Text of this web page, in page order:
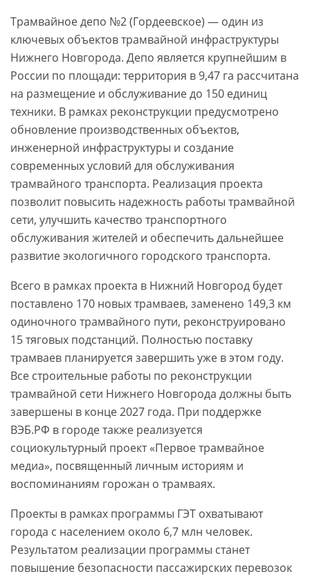
Трамвайное депо №2 (Гордеевское) — один из
ключевых объектов трамвайной инфраструктуры
Нижнего Новгорода. Депо является крупнейшим в
России по площади: территория в 9,47 га рассчитана
на размещение и обслуживание до 150 единиц
техники. В рамках реконструкции предусмотрено
обновление производственных объектов,
инженерной инфраструктуры и создание
современных условий для обслуживания
трамвайного транспорта. Реализация проекта
позволит повысить надежность работы трамвайной
сети, улучшить качество транспортного
обслуживания жителей и обеспечить дальнейшее
развитие экологичного городского транспорта.
Всего в рамках проекта в Нижний Новгород будет
поставлено 170 новых трамваев, заменено 149,3 км
одиночного трамвайного пути, реконструировано
15 тяговых подстанций. Полностью поставку
трамваев планируется завершить уже в этом году.
Все строительные работы по реконструкции
трамвайной сети Нижнего Новгорода должны быть
завершены в конце 2027 года. При поддержке
ВЭБ.РФ в городе также реализуется
социокультурный проект «Первое трамвайное
медиа», посвященный личным историям и
воспоминаниям горожан о трамваях.
Проекты в рамках программы ГЭТ охватывают
города с населением около 6,7 млн человек.
Результатом реализации программы станет
повышение безопасности пассажирских перевозок